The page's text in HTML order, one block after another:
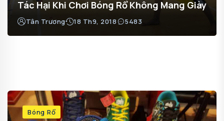
Tác Hại Khi Chơi Bóng Rổ Không Mang Giày
Tân Trương 18 Th9, 2018 5483
Bóng Rổ